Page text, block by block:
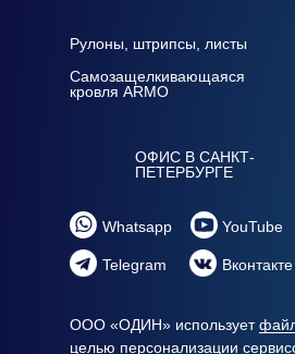
Рулоны, штрипсы, листы
Вконтакте
Самозащелкивающаяся
кровля ARMO
ООО «ОДИН» использует
целью персонализации
Whatsapp
ОФИС В САНКТ-
ПЕТЕРБУРГЕ
YouTube
Telegram